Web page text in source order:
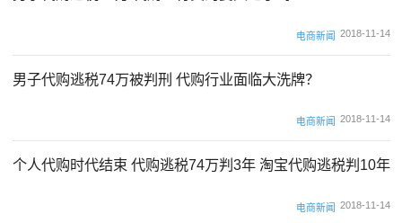
电商新闻 2018-11-14
男子代购逃税74万被判刑 代购行业面临大洗牌？
电商新闻 2018-11-14
个人代购时代结束 代购逃税74万判3年 淘宝代购逃税判10年
电商新闻 2018-11-14